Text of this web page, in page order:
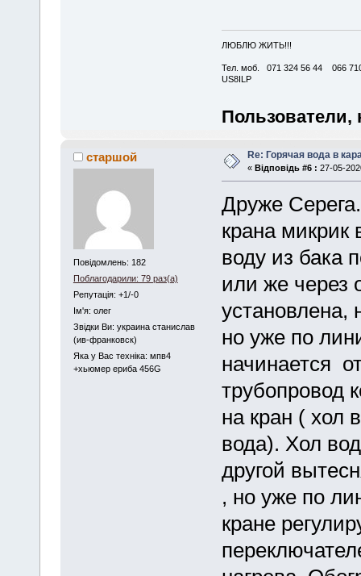
ЛЮБЛЮ ЖИТЬ!!!
Тел. моб. 071 324 56 44 066
US8ILP
Пользователи,
старшой
Повідомлень: 182
Поблагодарили: 79 раз(а)
Репутація: +1/-0
Iм'я: олег
Звідки Ви: украина станислав
(ив-франковск)
Яка у Вас техніка: мпв4
+хьюмер ериба 456G
Re: Горячая вода в
« Відповідь #6 : 27-05-
Друже
крана микрик
воду из бака
или же через
установлена,
но уже по
начинается
трубопровод
на кран ( хол
вода). Хол
другой
, но уже по
кране